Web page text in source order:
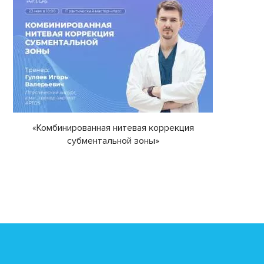
«Комбинированная нитевая коррекция
субментальной зоны»